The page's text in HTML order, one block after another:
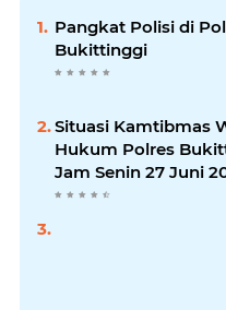
Pangkat Polisi di
Bukittinggi
Situasi Kamtibmas
Hukum Polres
Jam Senin 27 Juni